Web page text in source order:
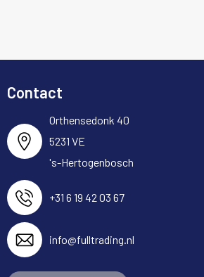
Contact
Orthensedonk 40
5231 VE
's-Hertogenbosch
+31 6 19 42 03 67
info@fulltrading.nl